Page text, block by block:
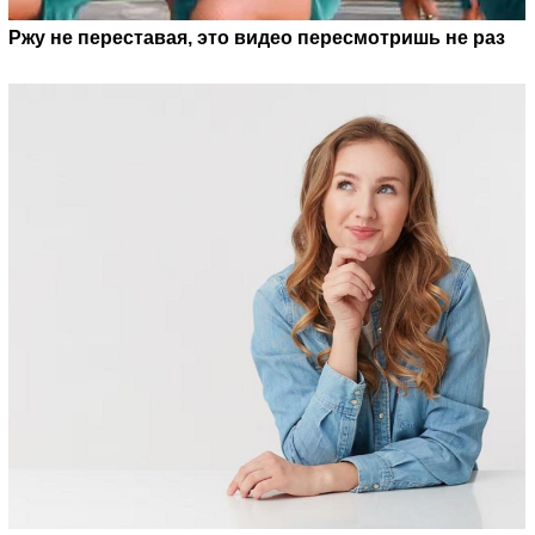
Ржу не переставая, это видео пересмотришь не раз